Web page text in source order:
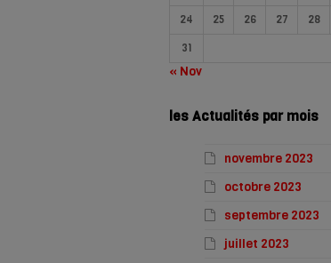
24
25 26 27 28
31
« Nov
les Actualités par mois
novembre 2023
octobre 2023
septembre 2023
juillet 2023